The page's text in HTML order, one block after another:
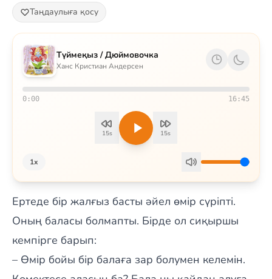
Таңдаулыға қосу
Түймеқыз / Дюймовочка
Ханс Кристиан Андерсен
0:00 16:45
15s 15s
1x
Ертеде бір жалғыз басты әйел өмір сүріпті.
Оның баласы болмапты. Бірде ол сиқыршы
кемпірге барып:
– Өмір бойы бір балаға зар болумен келемін.